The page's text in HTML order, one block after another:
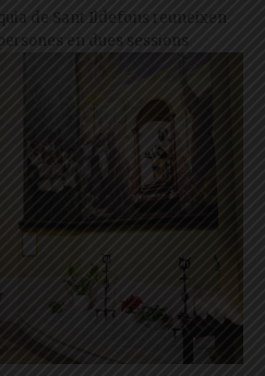
de Sant Ildefons reuneixen
en dues sessions